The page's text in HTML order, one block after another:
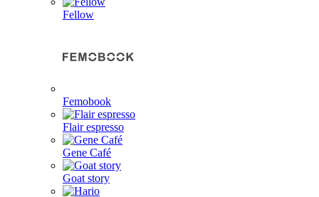
Fellow
Femobook
Flair espresso
Gene Café
Goat story